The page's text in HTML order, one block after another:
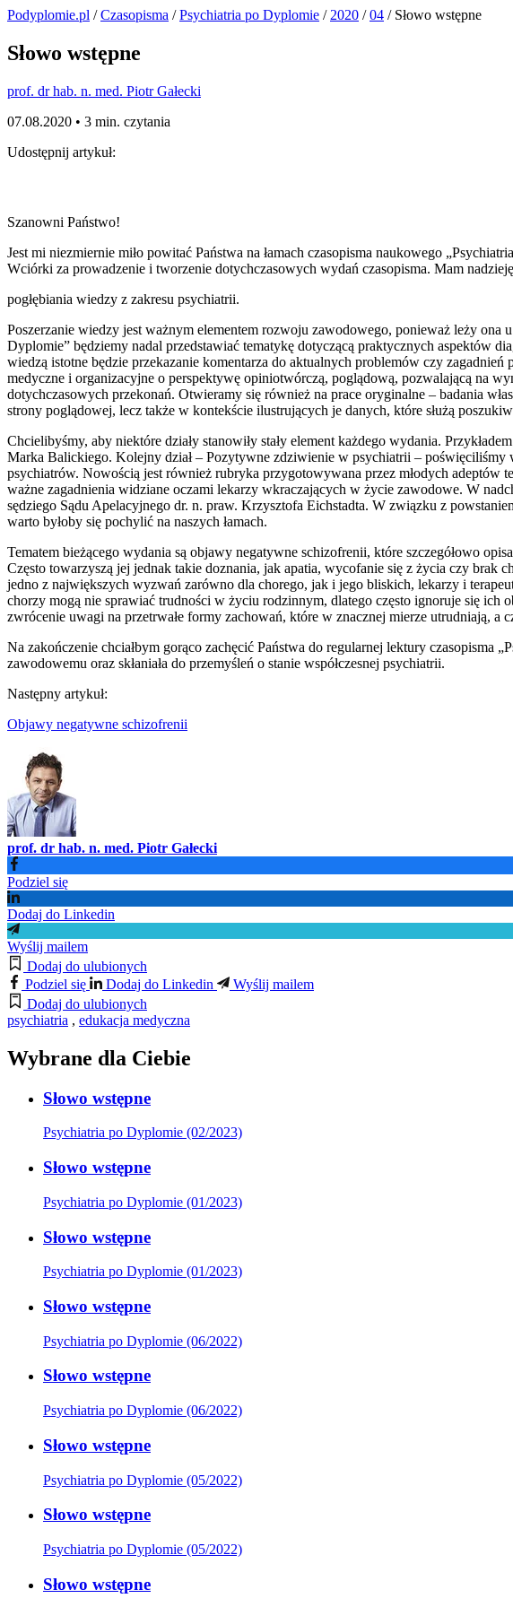
Podyplomie.pl /Czasopisma /Psychiatria po Dyplomie / 2020 /04 / Słowo wstępne
Słowo wstępne
prof. dr hab. n. med. Piotr Gałecki
07.08.2020 • 3 min. czytania
Udostępnij artykuł:
Szanowni Państwo!
Jest mi niezmiernie miło powitać Państwa na łamach czasopisma naukowego
Wciórki za prowadzenie i tworzenie dotychczasowych wydań czasopisma. Mam
pogłębiania wiedzy z zakresu psychiatrii.
Poszerzanie wiedzy jest ważnym elementem rozwoju zawodowego, ponieważ leży
Dyplomie” będziemy nadal przedstawiać tematykę dotyczącą praktycznych aspektów
wiedzą istotne będzie przekazanie komentarza do aktualnych problemów czy
medyczne i organizacyjne o perspektywę opiniotwórczą, poglądową, pozwalającą na
dotychczasowych przekonań. Otwieramy się również na prace oryginalne – badania
strony poglądowej, lecz także w kontekście ilustrujących je danych, które służą
Chcielibyśmy, aby niektóre działy stanowiły stały element każdego wydania.
Marka Balickiego. Kolejny dział – Pozytywne zdziwienie w psychiatrii – poświęciliśmy
psychiatrów. Nowością jest również rubryka przygotowywana przez młodych adeptów
ważne zagadnienia widziane oczami lekarzy wkraczających w życie zawodowe. W
sędziego Sądu Apelacyjnego dr. n. praw. Krzysztofa Eichstadta. W związku z
warto byłoby się pochylić na naszych łamach.
Tematem bieżącego wydania są objawy negatywne schizofrenii, które szczegółowo
Często towarzyszą jej jednak takie doznania, jak apatia, wycofanie się z życia czy
jedno z największych wyzwań zarówno dla chorego, jak i jego bliskich, lekarzy i
chorzy mogą nie sprawiać trudności w życiu rodzinnym, dlatego często ignoruje się
zwrócenie uwagi na przetrwałe formy zachowań, które w znacznej mierze utrudniają, a
Na zakończenie chciałbym gorąco zachęcić Państwa do regularnej lektury czasopisma
zawodowemu oraz skłaniała do przemyśleń o stanie współczesnej psychiatrii.
Następny artykuł:
Objawy negatywne schizofrenii
prof. dr hab. n. med. Piotr Gałecki
Podziel się
Dodaj do Linkedin
Wyślij mailem
Dodaj do ulubionych
Podziel się
Dodaj do Linkedin
Wyślij mailem
Dodaj do ulubionych
psychiatria , edukacja medyczna
Wybrane dla Ciebie
Słowo wstępne
Psychiatria po Dyplomie (02/2023)
Słowo wstępne
Psychiatria po Dyplomie (01/2023)
Słowo wstępne
Psychiatria po Dyplomie (01/2023)
Słowo wstępne
Psychiatria po Dyplomie (06/2022)
Słowo wstępne
Psychiatria po Dyplomie (06/2022)
Słowo wstępne
Psychiatria po Dyplomie (05/2022)
Słowo wstępne
Psychiatria po Dyplomie (05/2022)
Słowo wstępne